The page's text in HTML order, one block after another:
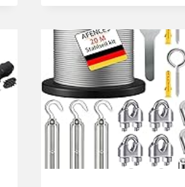
30M
3MM
DRAHTSEIL
PVC
304
MIT